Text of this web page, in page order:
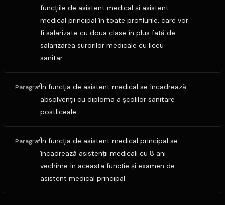
funcţiile de asistent medical şi asistent
medical principal în toate profilurile, care vor
fi salarizate cu doua clase în plus faţă de
salarizarea surorilor medicale cu liceu
sanitar.
ParagrafÎn funcţia de asistent medical se încadrează
absolvenţii cu diploma a şcolilor sanitare
postliceale.
ParagrafÎn funcţia de asistent medical principal se
încadrează asistenţii medicali cu 8 ani
vechime în aceasta funcţie şi examen de
asistent medical principal.